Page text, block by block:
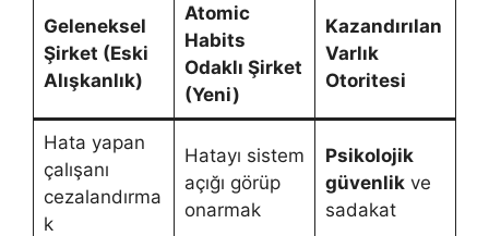
Geleneksel
Şirket (Eski
Alışkanlık)
Atomic
Habits
Odaklı Şirket
(Yeni)
Kazandırılan
Varlık
Otoritesi
Hata yapan
çalışanı
cezalandırma
k
Hatayı sistem
açığı görüp
onarmak
Psikolojik
güvenlikve
sadakat